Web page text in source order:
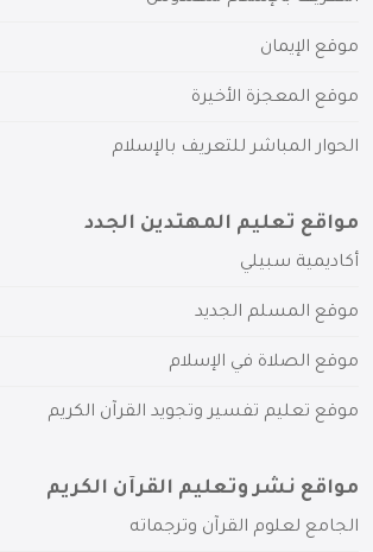
موقع الإيمان
موقع المعجزة الأخيرة
الحوار المباشر للتعريف بالإسلام
مواقع تعليم المهتدين الجدد
أكاديمية سبيلي
موقع المسلم الجديد
موقع الصلاة في الإسلام
موقع تعليم تفسير وتجويد القرآن الكريم
مواقع نشر وتعليم القرآن الكريم
الجامع لعلوم القرآن وترجماته